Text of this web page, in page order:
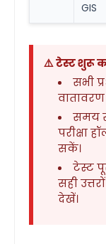
GIS
⚠️ टेस्ट शुरू
सभी
समय
परीक्षा
सकें।
टेस्ट
सही
देखें।